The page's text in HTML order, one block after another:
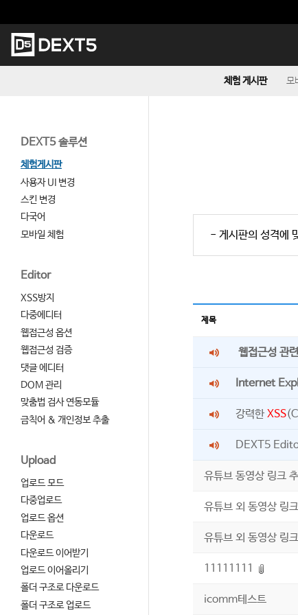
메
체험 게시판 모
DEXT5 솔루션
체험게시판
사용자 UI 변경
스킨 변경
다국어
모바일 체험
Editor
XSS방지
다중에디터
웹접근성 옵션
웹접근성 검증
댓글 에디터
DOM 관리
맞춤법 검사 연동모듈
금칙어 & 개인정보 추출
Upload
업로드 모드
다중업로드
업로드 옵션
다운로드
다운로드 이어받기
업로드 이어올리기
폴더 구조로 다운로드
폴더 구조로 업로드
- 게시판의 성격에
제목
웹접근성 관
Internet
강력한 XSS
DEXT5
유튜브 동영상 링크
유튜브 외 동영상 링
유튜브 외 동영상 링
11111111
icomm테스트